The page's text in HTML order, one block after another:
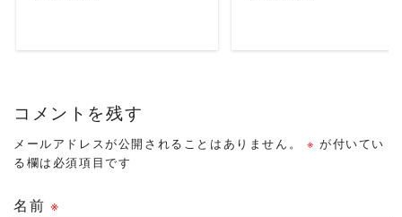
コメントを残す
メールアドレスが公開されることはありません。 ※ が付いてい
る欄は必須項目です
名前 ※